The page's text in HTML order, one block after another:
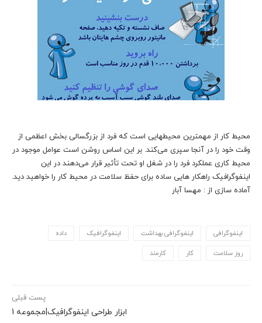
محیط کار از مهمترین محیطهایی است که فرد از بزرگسالی بخش اعظمی از
وقت خود را در آنجا سپری می‌کند. بر این اساس روشن است عوامل موجود در
محیط کاری عملکرد فرد را در شغل او تحت تأثیر قرار می‌دهند در این
اینفوگرافیک راهکار هایی ساده برای حفظ سلامت در محیط کار را خواهید دید.
آماده سازی از : مهسا آبار
اینفوگرافی اینفوگرافی بهداشت اینفوگرافیک داده
روز سلامت کار کارمند
پست قبلی
ابزار طراحی اینفوگرافیک|مجموعه 1